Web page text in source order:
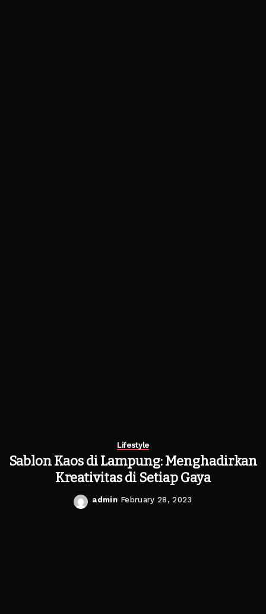
Lifestyle
Sablon Kaos di Lampung: Menghadirkan
Kreativitas di Setiap Gaya
Posted
admin February 28, 2023